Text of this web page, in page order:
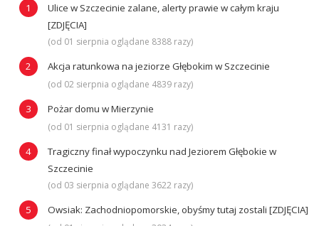
Ulice w Szczecinie zalane, alerty prawie w całym kraju
[ZDJĘCIA]
(od 01 sierpnia oglądane 8388 razy)
Akcja ratunkowa na jeziorze Głębokim w Szczecinie
(od 02 sierpnia oglądane 4839 razy)
Pożar domu w Mierzynie
(od 01 sierpnia oglądane 4131 razy)
Tragiczny finał wypoczynku nad Jeziorem Głębokie w
Szczecinie
(od 03 sierpnia oglądane 3622 razy)
Owsiak: Zachodniopomorskie, obyśmy tutaj zostali [ZDJĘCIA]